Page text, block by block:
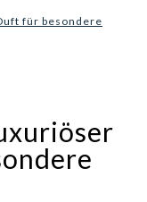
für besondere